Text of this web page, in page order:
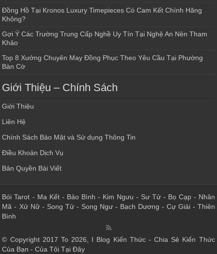
Đồng Hồ Tại Kronos Luxury Timepieces Có Cam Kết Chính Hãng
Không?
Gợi Ý Các Trường Trung Cấp Nghề Uy Tín Tại Nghệ An Nên Tham
Khảo
Top 8 Xưởng Chuyên May Đồng Phục Theo Yêu Cầu Tại Phường
Bàn Cờ
Giới Thiệu – Chính Sách
Giới Thiệu
Liên Hệ
Chính Sách Bảo Mật và Sử dụng Thông Tin
Điều Khoản Dịch Vụ
Bản Quyền Bài Viết
Bói Tarot - Ma Kết- Bảo Bình - Kim Ngưu - Sư Tử- Bọ Cạp- Nhân
Mã - Xử Nữ- Song Tử- Song Ngư- Bạch Dương - Cự Giải- Thiên
Bình
© Copyright 2017 To 2026, I Blog Kiến Thức - Chia Sẻ Kiến Thức
Của Bạn - Của Tôi Tại Đây